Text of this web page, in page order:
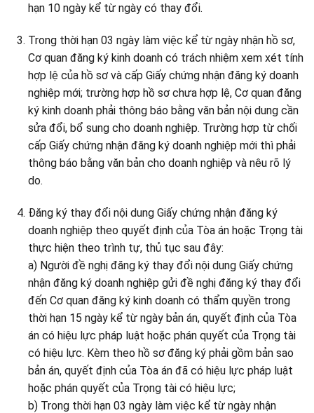
hạn 10 ngày kể từ ngày có thay đổi.
Trong thời hạn 03 ngày làm việc kể từ ngày nhận hồ sơ,
Cơ quan đăng ký kinh doanh có trách nhiệm xem xét tính
hợp lệ của hồ sơ và cấp Giấy chứng nhận đăng ký doanh
nghiệp mới; trường hợp hồ sơ chưa hợp lệ, Cơ quan đăng
ký kinh doanh phải thông báo bằng văn bản nội dung cần
sửa đổi, bổ sung cho doanh nghiệp. Trường hợp từ chối
cấp Giấy chứng nhận đăng ký doanh nghiệp mới thì phải
thông báo bằng văn bản cho doanh nghiệp và nêu rõ lý
do.
Đăng ký thay đổi nội dung Giấy chứng nhận đăng ký
doanh nghiệp theo quyết định của Tòa án hoặc Trọng tài
thực hiện theo trình tự, thủ tục sau đây:
a) Người đề nghị đăng ký thay đổi nội dung Giấy chứng
nhận đăng ký doanh nghiệp gửi đề nghị đăng ký thay đổi
đến Cơ quan đăng ký kinh doanh có thẩm quyền trong
thời hạn 15 ngày kể từ ngày bản án, quyết định của Tòa
án có hiệu lực pháp luật hoặc phán quyết của Trọng tài
có hiệu lực. Kèm theo hồ sơ đăng ký phải gồm bản sao
bản án, quyết định của Tòa án đã có hiệu lực pháp luật
hoặc phán quyết của Trọng tài có hiệu lực;
b) Trong thời hạn 03 ngày làm việc kể từ ngày nhận